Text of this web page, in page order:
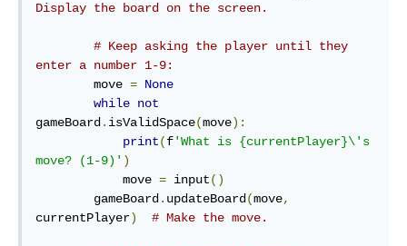
Display the board on the screen.
# Keep asking the player until they
enter a number 1-9:
        move
= None
while not
gameBoard . isValidSpace(move):
print(f'What is {currentPlayer}\'s
move? (1-9)' )
            move
= input()
        gameBoard
. updateBoard (move,
currentPlayer) # Make the move.